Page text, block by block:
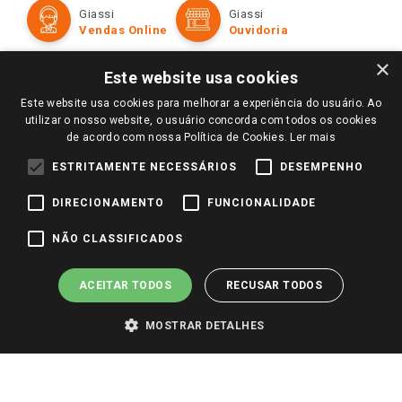
Televendas
Amigo Giassi
Trabalhe Conosco
Identidade Visual
Formas de Pagamento
Políticas de entrega
Trocas e Devoluções
Giassi
Vendas Online
Giassi
Ouvidoria
Redes Sociais
Pagamento e Segurança
×
Este website usa cookies
Este website usa cookies para melhorar a experiência do usuário. Ao
utilizar o nosso website, o usuário concorda com todos os cookies
de acordo com nossa Política de Cookies. Ler mais
ESTRITAMENTE NECESSÁRIOS DESEMPENHO
DIRECIONAMENTO FUNCIONALIDADE
NÃO CLASSIFICADOS
ACEITAR TODOS RECUSAR TODOS
MOSTRAR DETALHES